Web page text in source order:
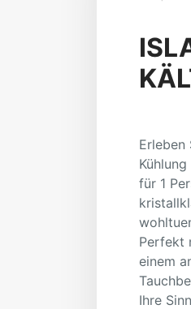
Erleben
für 1
Perfekt
einem
Ihre